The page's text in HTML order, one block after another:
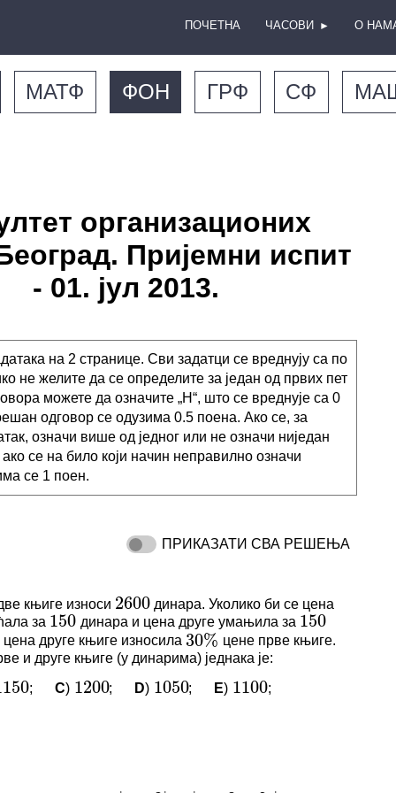
ПОЧЕТНА ЧАСОВИ ► О
МАТФ ФОН ГРФ СФ
организационих
Пријемни испит
- 01. јул 2013.
на 2 странице. Сви задатци се вреднују са по
не желите да се определите за један од првих пет
можете да означите „Н“, што се вреднује са 0
одговор се одузима 0.5 поена. Ако се, за
означи више од једног или не означи ниједан
се на било који начин неправилно означи
се 1 поен.
ПРИКАЗАТИ СВА РЕШЕЊА
књиге износи 2600 динара. Уколико би се цена
за
150
150 динара и цена друге умањила за
150
150
друге књиге износила
30%
30%
цене прве књиге.
и друге књиге (у динарима) једнака је:
; C)
1200
1200 ; D)
1050
1050 ; E)
1100
1100 ;
=